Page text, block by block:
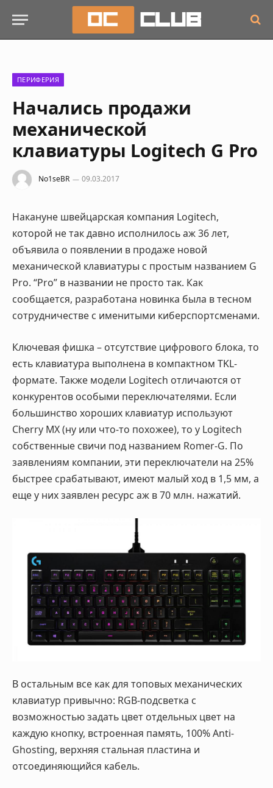
ПЕРИФЕРИЯ
Начались продажи
механической
клавиатуры Logitech G Pro
No1seBR 09.03.2017
Накануне швейцарская компания Logitech,
которой не так давно исполнилось аж 36 лет,
объявила о появлении в продаже новой
механической клавиатуры с простым названием G
Pro. “Pro” в названии не просто так. Как
сообщается, разработана новинка была в тесном
сотрудничестве с именитыми киберспортсменами.
Ключевая фишка – отсутствие цифрового блока, то
есть клавиатура выполнена в компактном TKL-
формате. Также модели Logitech отличаются от
конкурентов особыми переключателями. Если
большинство хороших клавиатур используют
Cherry MX (ну или что-то похожее), то у Logitech
собственные свичи под названием Romer-G. По
заявлениям компании, эти переключатели на 25%
быстрее срабатывают, имеют малый ход в 1,5 мм, а
еще у них заявлен ресурс аж в 70 млн. нажатий.
В остальным все как для топовых механических
клавиатур привычно: RGB-подсветка с
возможностью задать цвет отдельных цвет на
каждую кнопку, встроенная память, 100% Anti-
Ghosting, верхняя стальная пластина и
отсоединяющийся кабель.